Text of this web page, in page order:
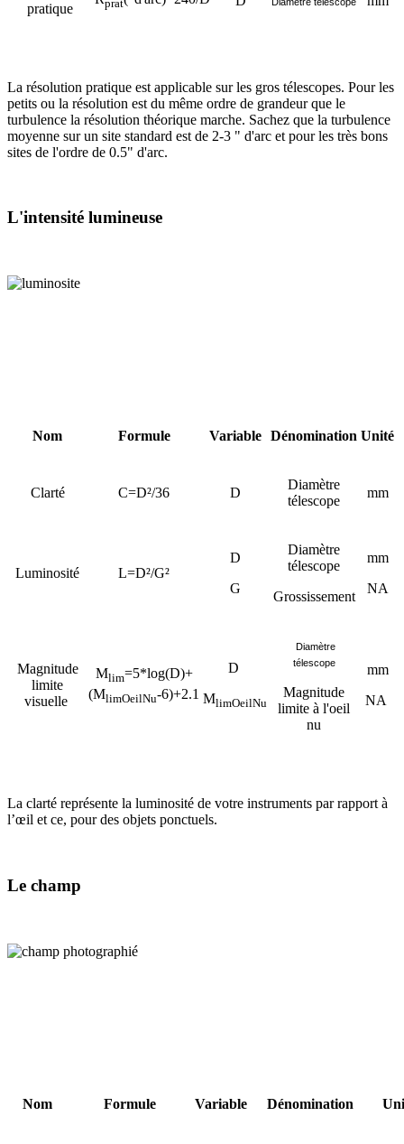
pratique prat
La résolution pratique est applicable sur les gros télescopes. Pour les
petits ou la résolution est du même ordre de grandeur que le
turbulence la résolution théorique marche. Sachez que la turbulence
moyenne sur un site standard est de 2-3 " d'arc et pour les très bons
sites de l'ordre de 0.5" d'arc.
L'intensité lumineuse
Nom Formule Variable Dénomination Unité
Clarté C=D²/36 D
Diamètre
télescope
mm
Luminosité L=D²/G²
D
G
Diamètre
télescope
Grossissement
mm
NA
Magnitude
limite
visuelle
Mlim=5*log(D)+
(MlimOeilNu-6)+2.1
D
MlimOeilNu
Diamètre
télescope
Magnitude
limite à l'oeil
nu
mm
NA
La clarté représente la luminosité de votre instruments par rapport à
l’œil et ce, pour des objets ponctuels.
Le champ
Nom Formule Variable Dénomination